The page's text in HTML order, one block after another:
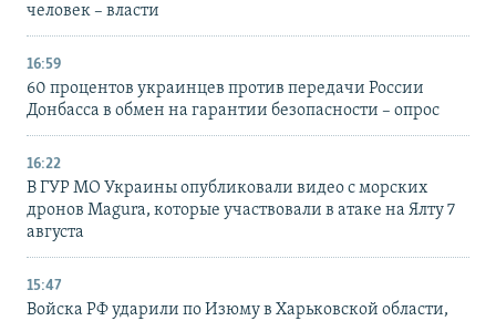
человек – власти
16:59
60 процентов украинцев против передачи России
Донбасса в обмен на гарантии безопасности – опрос
16:22
В ГУР МО Украины опубликовали видео с морских
дронов Magura, которые участвовали в атаке на Ялту 7
августа
15:47
Войска РФ ударили по Изюму в Харьковской области,